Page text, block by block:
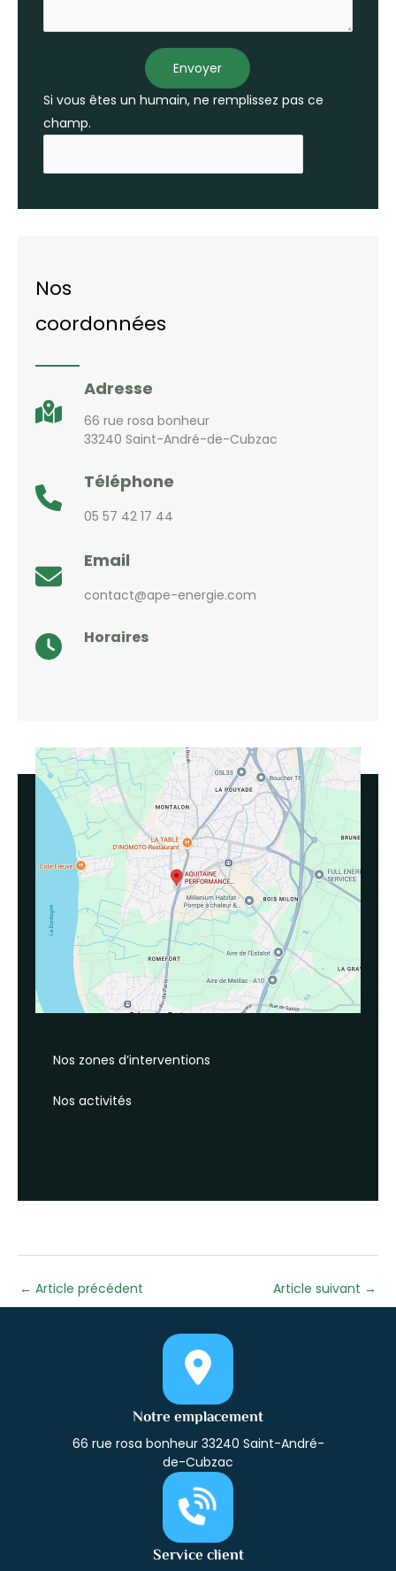
Envoyer
Si vous êtes un humain, ne remplissez pas ce
champ.
Nos
coordonnées
Adresse
66 rue rosa bonheur
33240 Saint-André-de-Cubzac
Téléphone
05 57 42 17 44
Email
contact@ape-energie.com
Horaires
Nos zones d’interventions
Nos activités
← Article précédent Article suivant →
Notre emplacement
66 rue rosa bonheur 33240 Saint-André-
de-Cubzac
Service client